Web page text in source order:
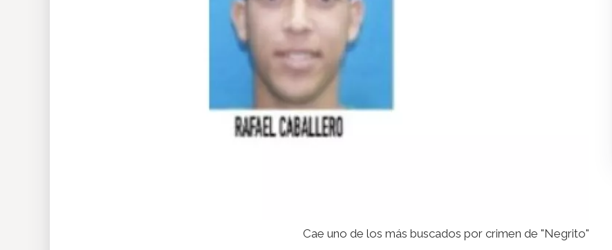
Cae uno de los más buscados por crimen de "Negrito"